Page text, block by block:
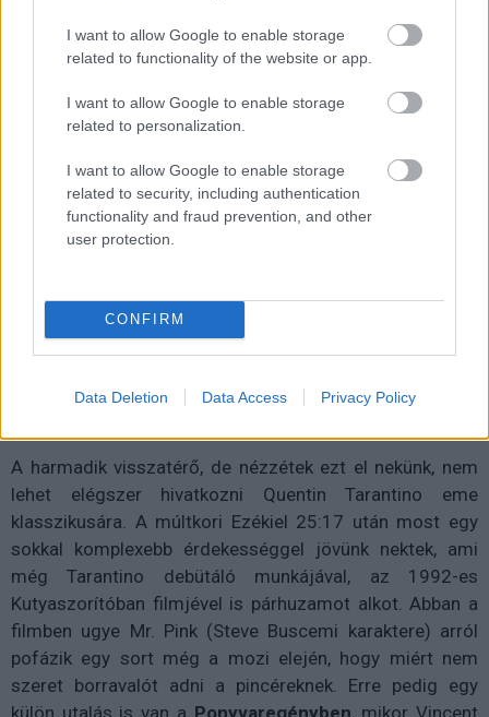
I want to allow Google to enable storage
related to functionality of the website or app.
I want to allow Google to enable storage
related to personalization.
I want to allow Google to enable storage
related to security, including authentication
functionality and fraud prevention, and other
user protection.
CONFIRM
Data Deletion Data Access Privacy Policy
A harmadik visszatérő, de nézzétek ezt el nekünk, nem
lehet elégszer hivatkozni Quentin Tarantino eme
klasszikusára. A múltkori Ezékiel 25:17 után most egy
sokkal komplexebb érdekességgel jövünk nektek, ami
még Tarantino debütáló munkájával, az 1992-es
Kutyaszorítóban filmjével is párhuzamot alkot. Abban a
filmben ugye Mr. Pink (Steve Buscemi karaktere) arról
pofázik egy sort még a mozi elején, hogy miért nem
szeret borravalót adni a pincéreknek. Erre pedig egy